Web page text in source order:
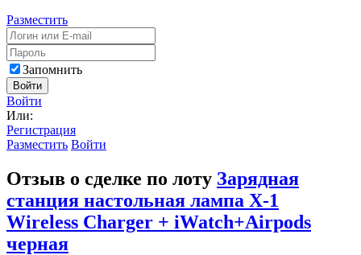
Разместить
Запомнить
Войти
Войти
Или:
Регистрация
Разместить Войти
Отзыв о сделке по лоту Зарядная
станция настольная лампа X-1
Wireless Charger + iWatch+Airpods
черная